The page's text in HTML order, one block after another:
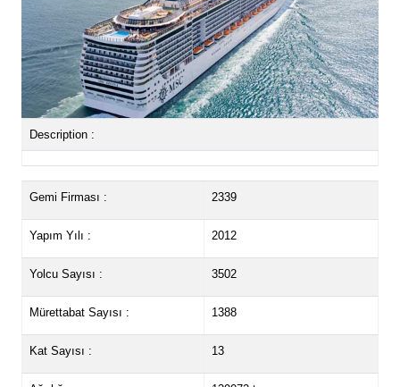
Description :
Gemi Firması : 2339
Yapım Yılı : 2012
Yolcu Sayısı : 3502
Mürettabat Sayısı : 1388
Kat Sayısı : 13